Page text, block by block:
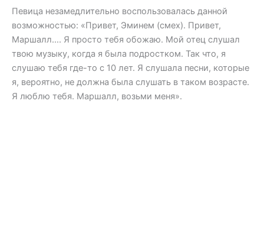
Певица незамедлительно воспользовалась данной
возможностью: «Привет, Эминем (смех). Привет,
Маршалл…. Я просто тебя обожаю. Мой отец слушал
твою музыку, когда я была подростком. Так что, я
слушаю тебя где-то с 10 лет. Я слушала песни, которые
я, вероятно, не должна была слушать в таком возрасте.
Я люблю тебя. Маршалл, возьми меня».